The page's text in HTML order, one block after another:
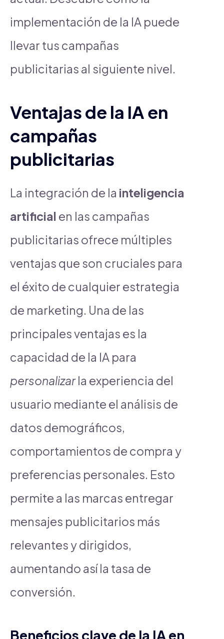
implementación de la IA puede
llevar tus campañas
publicitarias al siguiente nivel.
Ventajas de la IA en
campañas
publicitarias
La integración de la inteligencia
artificial en las campañas
publicitarias ofrece múltiples
ventajas que son cruciales para
el éxito de cualquier estrategia
de marketing. Una de las
principales ventajas es la
capacidad de la IA para
personalizarla experiencia del
usuario mediante el análisis de
datos demográficos,
comportamientos de compra y
preferencias personales. Esto
permite a las marcas entregar
mensajes publicitarios más
relevantes y dirigidos,
aumentando así la tasa de
conversión.
Beneficios clave de la IA en